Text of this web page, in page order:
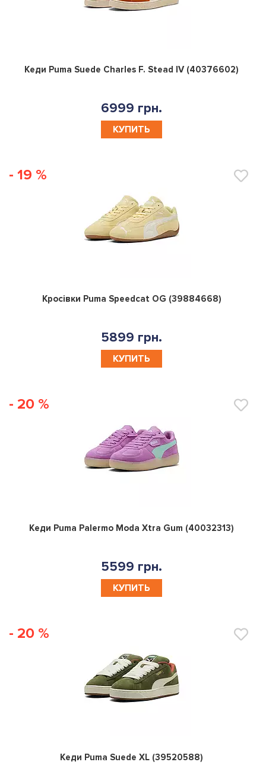
0
Кеди Puma Suede Charles F. Stead IV (40376602)
6999 грн.
КУПИТЬ
- 19 %
0
Кросівки Puma Speedcat OG (39884668)
5899 грн.
КУПИТЬ
- 20 %
0
Кеди Puma Palermo Moda Xtra Gum (40032313)
5599 грн.
КУПИТЬ
- 20 %
0
Кеди Puma Suede XL (39520588)